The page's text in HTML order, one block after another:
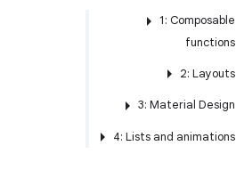
1: Composable
functions
2: Layouts
3: Material Design
4: Lists and animations